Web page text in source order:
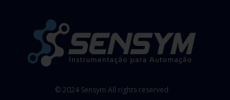
© 2024 Sensym All rights reserved